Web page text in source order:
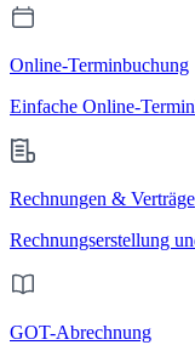
Online-Terminbuchung
Einfache Online-
Rechnungen & Verträge
Rechnungserstellung
GOT-Abrechnung